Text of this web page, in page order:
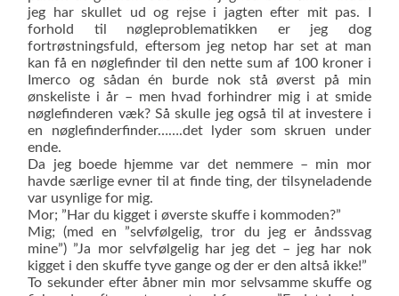
jeg har skullet ud og rejse i jagten efter mit pas. I
forhold til nøgleproblematikken er jeg dog
fortrøstningsfuld, eftersom jeg netop har set at man
kan få en nøglefinder til den nette sum af 100 kroner i
Imerco og sådan én burde nok stå øverst på min
ønskeliste i år – men hvad forhindrer mig i at smide
nøglefinderen væk? Så skulle jeg også til at investere i
en nøglefinderfinder…….det lyder som skruen under
ende.
Da jeg boede hjemme var det nemmere – min mor
havde særlige evner til at finde ting, der tilsyneladende
var usynlige for mig.
Mor; ”Har du kigget i øverste skuffe i kommoden?”
Mig; (med en ”selvfølgelig, tror du jeg er åndssvag
mine”) ”Ja mor selvfølgelig har jeg det – jeg har nok
kigget i den skuffe tyve gange og der er den altså ikke!”
To sekunder efter åbner min mor selvsamme skuffe og